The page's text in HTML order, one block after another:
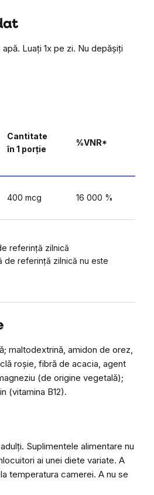
Luați 1x pe zi. Nu depășiți
Cantitate
în 1 porție
%VNR*
400 mcg 16 000 %
referință zilnică
de referință zilnică nu este
maltodextrină, amidon de orez,
roșie, fibră de acacia, agent
(de origine vegetală);
(vitamina B12).
Suplimentele alimentare nu
ai unei diete variate. A
temperatura camerei. A nu se